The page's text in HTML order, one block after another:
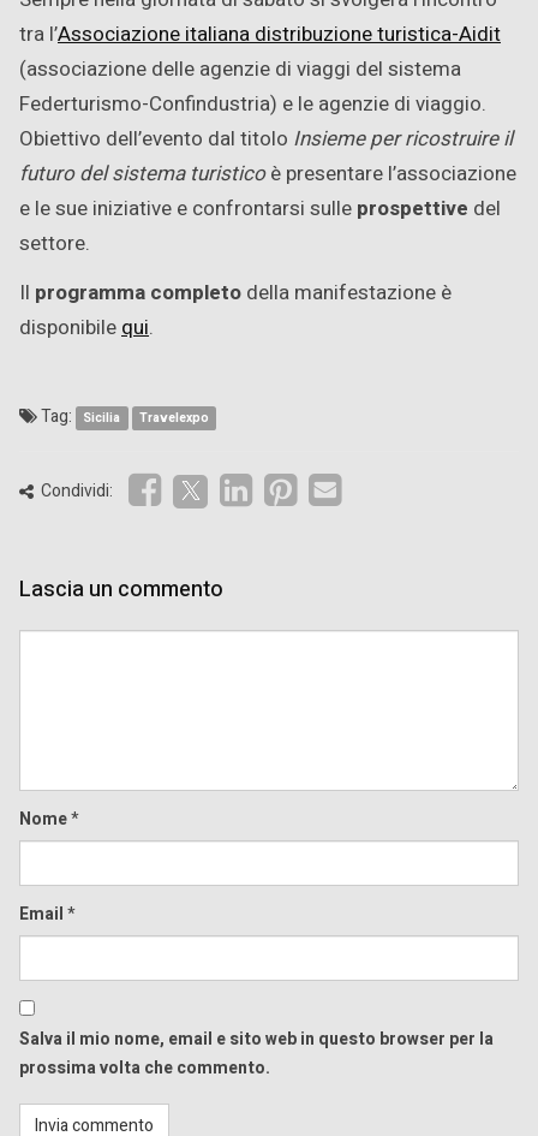
tra l’Associazione italiana distribuzione turistica-Aidit
(associazione delle agenzie di viaggi del sistema
Federturismo-Confindustria) e le agenzie di viaggio.
Obiettivo dell’evento dal titolo Insieme per ricostruire il
futuro del sistema turisticoè presentare l’associazione
e le sue iniziative e confrontarsi sulle prospettive del
settore.
Il programma completo della manifestazione è
disponibilequi.
Tag: Sicilia Travelexpo
Condividi:
Lascia un commento
Nome*
Email*
Salva il mio nome, email e sito web in questo browser per la
prossima volta che commento.